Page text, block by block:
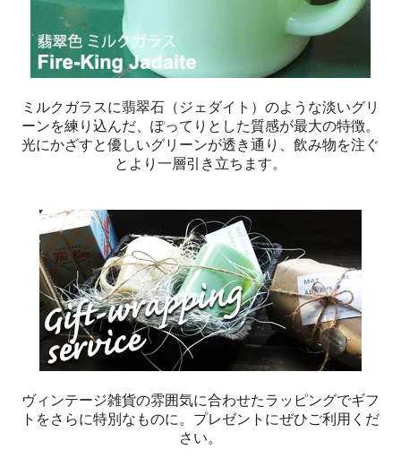
ミルクガラスに翡翠石（ジェダイト）のような淡いグリ
ーンを練り込んだ、ぽってりとした質感が最大の特徴。
光にかざすと優しいグリーンが透き通り、飲み物を注ぐ
とより一層引き立ちます。
ヴィンテージ雑貨の雰囲気に合わせたラッピングでギフ
トをさらに特別なものに。プレゼントにぜひご利用くだ
さい。